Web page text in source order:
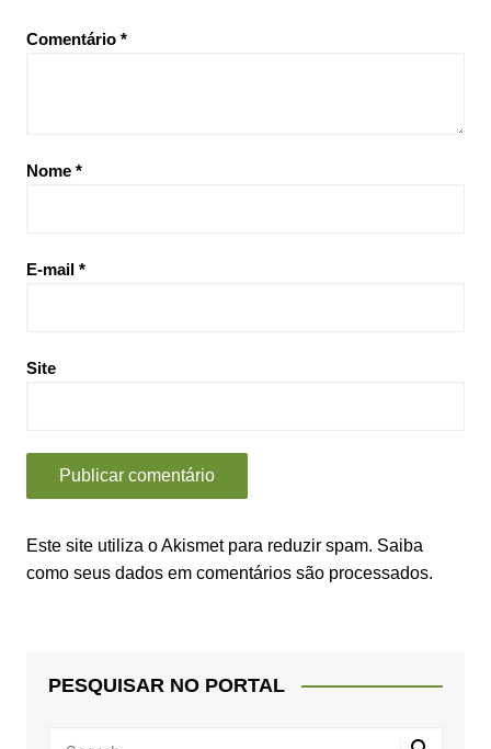
Comentário *
Nome *
E-mail *
Site
Este site utiliza o Akismet para reduzir spam. Saiba
como seus dados em comentários são processados.
PESQUISAR NO PORTAL